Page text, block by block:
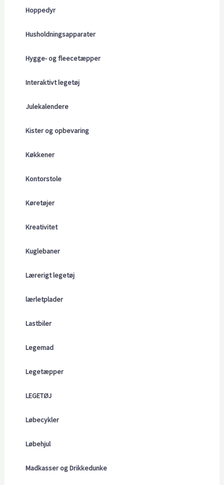
Hoppedyr
Husholdningsapparater
Hygge- og fleecetæpper
Interaktivt legetøj
Julekalendere
Kister og opbevaring
Køkkener
Kontorstole
Køretøjer
Kreativitet
Kuglebaner
Lærerigt legetøj
lærletplader
Lastbiler
Legemad
Legetæpper
LEGETØJ
Løbecykler
Løbehjul
Madkasser og Drikkedunke